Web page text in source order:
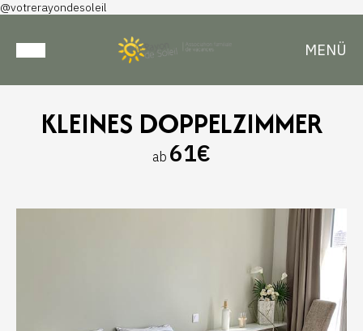
@votrerayondesoleil
MENÜ
KLEINES DOPPELZIMMER
ab 61€